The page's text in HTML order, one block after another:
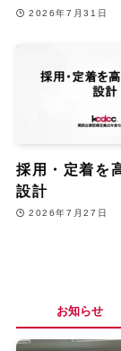
ツ2026年7月31日
採用・定着を
設計
2026年7月27日
お知らせ